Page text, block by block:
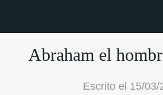
Abraham el
Escrito el 15/03/